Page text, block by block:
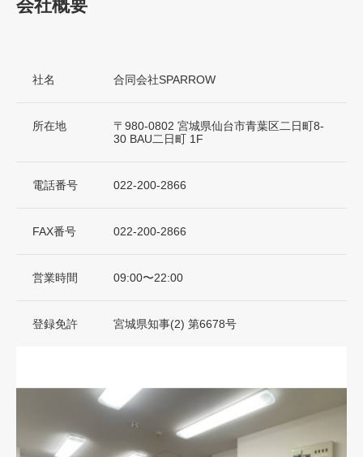
会社概要
社名 合同会社SPARROW
所在地
〒980-0802 宮城県仙台市青葉区二日町8-
30 BAU二日町 1F
電話番号 022-200-2866
FAX番号 022-200-2866
営業時間 09:00〜22:00
登録免許 宮城県知事(2) 第6678号